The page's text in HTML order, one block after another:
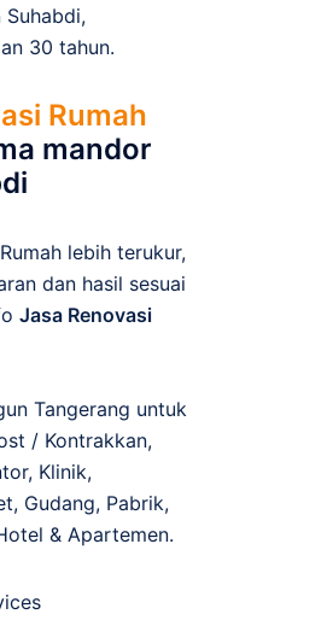
Suhabdi,
30 tahun.
Rumah
mandor
lebih terukur,
dan hasil sesuai
Jasa Renovasi
Tangerang untuk
/ Kontrakkan,
Klinik,
Gudang, Pabrik,
& Apartemen.